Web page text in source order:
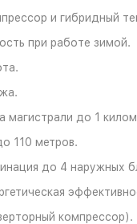
и гибридный
при работе зимой.
магистрали до 1
110 метров.
до 4 наружных